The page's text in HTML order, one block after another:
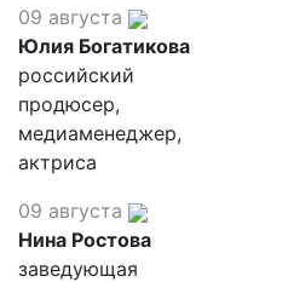
09 августа
Юлия Богатикова
российский
продюсер,
медиаменеджер,
актриса
09 августа
Нина Ростова
заведующая